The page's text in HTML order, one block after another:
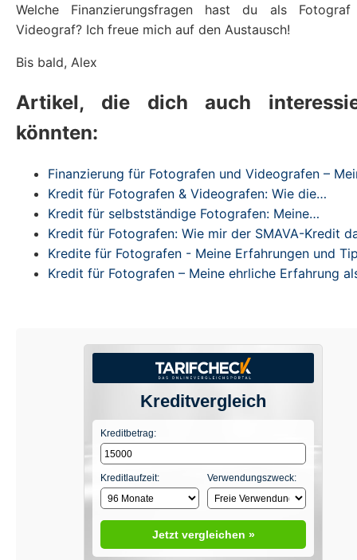
Welche Finanzierungsfragen hast du als
Videograf? Ich freue mich auf den Austausch!
Bis bald, Alex
Artikel, die dich auch
könnten:
Finanzierung für Fotografen und Videografen –
Kredit für Fotografen & Videografen: Wie die…
Kredit für selbstständige Fotografen: Meine…
Kredit für Fotografen: Wie mir der SMAVA-Kredit
Kredite für Fotografen - Meine Erfahrungen und
Kredit für Fotografen – Meine ehrliche Erfahrung
Kreditvergleich
Kreditbetrag:
Kreditlaufzeit: Verwendungszweck:
Jetzt vergleichen »